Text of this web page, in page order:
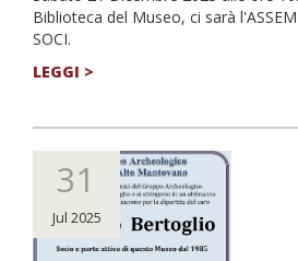
Biblioteca del Museo, ci sarà
SOCI.
LEGGI >
31
Jul 2025